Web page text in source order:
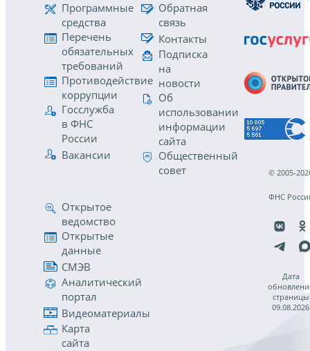
Программные
средства
Перечень
обязательных
требований
Противодействие
коррупции
Госслужба
в ФНС
России
Вакансии
Обратная
связь
Контакты
Подписка
на
новости
Об
использовании
информации
сайта
Общественный
совет
Открытое
ведомство
Открытые
данные
СМЭВ
Аналитический
портал
Видеоматериалы
Карта
сайта
© 2005-
ФНС
Дата
страницы
09.08.2026